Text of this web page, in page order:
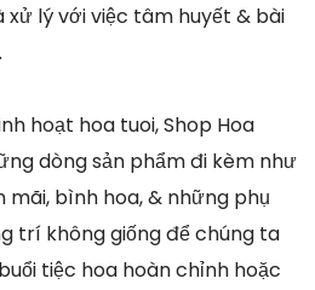
lý với việc tâm huyết & bài
hoạt hoa tuoi, Shop Hoa
dòng sản phẩm đi kèm như
bình hoa, & những phụ
trí không giống để chúng ta
tiệc hoa hoàn chỉnh hoặc